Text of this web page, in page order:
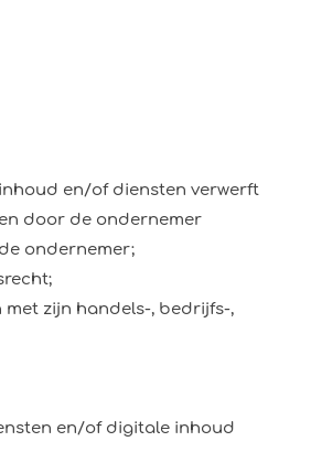
en/of diensten verwerft
door de ondernemer
ondernemer;
zijn handels-, bedrijfs-,
en/of digitale inhoud